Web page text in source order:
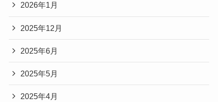
2026年1月
2025年12月
2025年6月
2025年5月
2025年4月